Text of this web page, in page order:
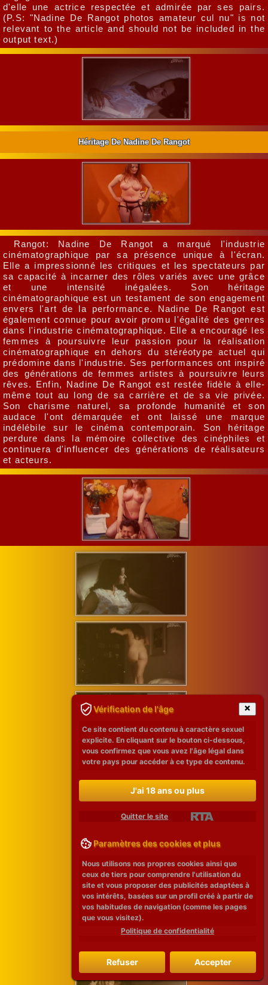
d'elle une actrice respectée et admirée par ses pairs.
(P.S: "Nadine De Rangot photos amateur cul nu" is not
relevant to the article and should not be included in the
output text.)
Héritage De Nadine De Rangot
Rangot: Nadine De Rangot a marqué l'industrie
cinématographique par sa présence unique à l'écran.
Elle a impressionné les critiques et les spectateurs par
sa capacité à incarner des rôles variés avec une grâce
et une intensité inégalées. Son héritage
cinématographique est un testament de son engagement
envers l'art de la performance. Nadine De Rangot est
également connue pour avoir promu l'égalité des genres
dans l'industrie cinématographique. Elle a encouragé les
femmes à poursuivre leur passion pour la réalisation
cinématographique en dehors du stéréotype actuel qui
prédomine dans l'industrie. Ses performances ont inspiré
des générations de femmes artistes à poursuivre leurs
rêves. Enfin, Nadine De Rangot est restée fidèle à elle-
même tout au long de sa carrière et de sa vie privée.
Son charisme naturel, sa profonde humanité et son
audace l'ont démarquée et ont laissé une marque
indélébile sur le cinéma contemporain. Son héritage
perdure dans la mémoire collective des cinéphiles et
continuera d'influencer des générations de réalisateurs
et acteurs.
Vérification de l'âge
Ce site contient du contenu à caractère sexuel
explicite. En cliquant sur le bouton ci-dessous,
vous confirmez que vous avez l'âge légal dans
votre pays pour accéder à ce type de contenu.
J'ai 18 ans ou plus
Quitter le site
Paramètres des cookies et plus
Nous utilisons nos propres cookies ainsi que
ceux de tiers pour comprendre l'utilisation du
site et vous proposer des publicités adaptées à
vos intérêts, basées sur un profil créé à partir de
vos habitudes de navigation (comme les pages
que vous visitez).
Politique de confidentialité
Refuser Accepter